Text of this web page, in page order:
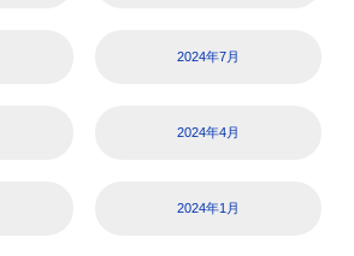
2024年7月
2024年4月
2024年1月